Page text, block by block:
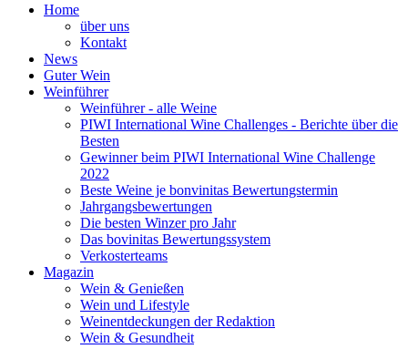
Home
über uns
Kontakt
News
Guter Wein
Weinführer
Weinführer - alle Weine
PIWI International Wine Challenges - Berichte über die
Besten
Gewinner beim PIWI International Wine Challenge
2022
Beste Weine je bonvinitas Bewertungstermin
Jahrgangsbewertungen
Die besten Winzer pro Jahr
Das bovinitas Bewertungssystem
Verkosterteams
Magazin
Wein & Genießen
Wein und Lifestyle
Weinentdeckungen der Redaktion
Wein & Gesundheit